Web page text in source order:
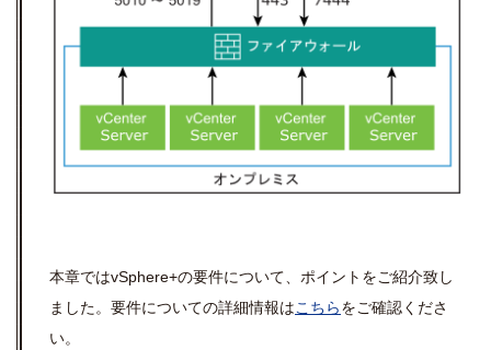
本章ではvSphere+の要件について、ポイントをご紹介致し
ました。 要件についての詳細情報はこちらをご確認くださ
い。